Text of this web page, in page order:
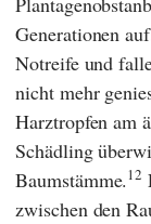
Generationen
Notreife und
nicht mehr
Harztropfen am
Schädling
Baumstämme.12
zwischen den